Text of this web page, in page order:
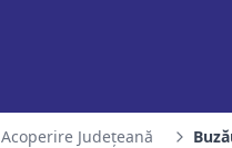
Acoperire Județeană